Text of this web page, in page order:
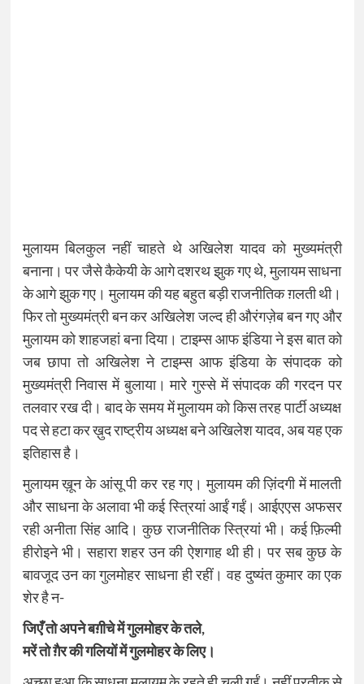
मुलायम बिलकुल नहीं चाहते थे अखिलेश यादव को मुख्यमंत्री
बनाना। पर जैसे कैकेयी के आगे दशरथ झुक गए थे, मुलायम साधना
के आगे झुक गए। मुलायम की यह बहुत बड़ी राजनीतिक ग़लती थी।
फिर तो मुख्यमंत्री बन कर अखिलेश जल्द ही औरंगज़ेब बन गए और
मुलायम को शाहजहां बना दिया। टाइम्स आफ इंडिया ने इस बात को
जब छापा तो अखिलेश ने टाइम्स आफ इंडिया के संपादक को
मुख्यमंत्री निवास में बुलाया। मारे गुस्से में संपादक की गरदन पर
तलवार रख दी। बाद के समय में मुलायम को किस तरह पार्टी अध्यक्ष
पद से हटा कर ख़ुद राष्ट्रीय अध्यक्ष बने अखिलेश यादव, अब यह एक
इतिहास है।
मुलायम ख़ून के आंसू पी कर रह गए। मुलायम की ज़िंदगी में मालती
और साधना के अलावा भी कई स्त्रियां आईं गईं। आईएएस अफसर
रही अनीता सिंह आदि। कुछ राजनीतिक स्त्रियां भी। कई फ़िल्मी
हीरोइने भी। सहारा शहर उन की ऐशगाह थी ही। पर सब कुछ के
बावजूद उन का गुलमोहर साधना ही रहीं। वह दुष्यंत कुमार का एक
शेर है न-
जिएँ तो अपने बग़ीचे में गुलमोहर के तले,
मरें तो ग़ैर की गलियों में गुलमोहर के लिए।